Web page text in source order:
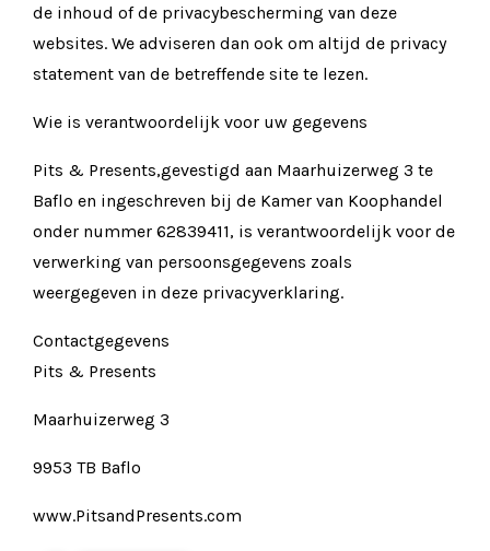
de inhoud of de privacybescherming van deze
websites. We adviseren dan ook om altijd de privacy
statement van de betreffende site te lezen.
Wie is verantwoordelijk voor uw gegevens
Pits & Presents,gevestigd aan Maarhuizerweg 3 te
Baflo en ingeschreven bij de Kamer van Koophandel
onder nummer 62839411, is verantwoordelijk voor de
verwerking van persoonsgegevens zoals
weergegeven in deze privacyverklaring.
Contactgegevens
Pits & Presents
Maarhuizerweg 3
9953 TB Baflo
www.PitsandPresents.com